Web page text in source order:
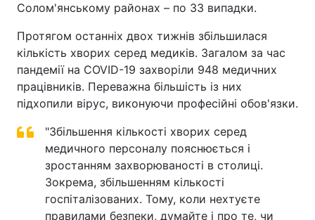
Солом'янському районах – по 33 випадки.
Протягом останніх двох тижнів збільшилася
кількість хворих серед медиків. Загалом за час
пандемії на COVID-19 захворіли 948 медичних
працівників. Переважна більшість із них
підхопили вірус, виконуючи професійні обов'язки.
"Збільшення кількості хворих серед
медичного персоналу пояснюється і
зростанням захворюваності в столиці.
Зокрема, збільшенням кількості
госпіталізованих. Тому, коли нехтуєте
правилами безпеки, думайте і про те, чи